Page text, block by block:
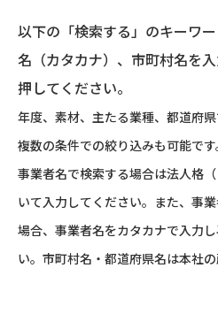
以下の「検索する」のキーワ
名（カタカナ）、市町村名を
押してください。
年度、素材、主たる業種、都道府県
複数の条件での絞り込みも可能です
事業者名で検索する場合は法人格
いて入力してください。また、事
場合、事業者名をカタカナで入力
い。市町村名・都道府県名は本社の